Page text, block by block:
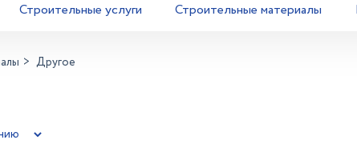
Строительные услуги Строительные материалы
Другое